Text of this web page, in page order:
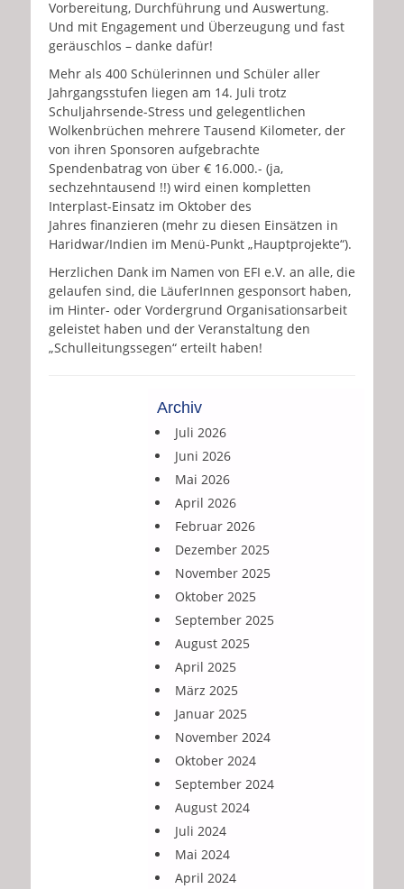
Vorbereitung, Durchführung und Auswertung.
Und mit Engagement und Überzeugung und fast
geräuschlos – danke dafür!
Mehr als 400 Schülerinnen und Schüler aller
Jahrgangsstufen liegen am 14. Juli trotz
Schuljahrsende-Stress und gelegentlichen
Wolkenbrüchen mehrere Tausend Kilometer, der
von ihren Sponsoren aufgebrachte
Spendenbatrag von über € 16.000.- (ja,
sechzehntausend !!) wird einen kompletten
Interplast-Einsatz im Oktober des
Jahres finanzieren (mehr zu diesen Einsätzen in
Haridwar/Indien im Menü-Punkt „Hauptprojekte“).
Herzlichen Dank im Namen von EFI e.V. an alle, die
gelaufen sind, die LäuferInnen gesponsort haben,
im Hinter- oder Vordergrund Organisationsarbeit
geleistet haben und der Veranstaltung den
„Schulleitungssegen“ erteilt haben!
Archiv
Juli 2026
Juni 2026
Mai 2026
April 2026
Februar 2026
Dezember 2025
November 2025
Oktober 2025
September 2025
August 2025
April 2025
März 2025
Januar 2025
November 2024
Oktober 2024
September 2024
August 2024
Juli 2024
Mai 2024
April 2024